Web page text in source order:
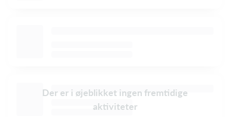
Der er i øjeblikket ingen fremtidige
aktiviteter